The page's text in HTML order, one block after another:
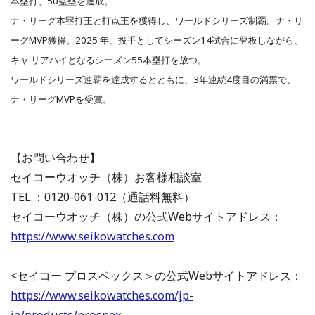
ナ・リーグ本塁打王と打点王を獲得し、ワールドシリーズ制覇。ナ・リ
ーグMVP獲得。2025 年、投手としてシーズン14試合に登板しながら、
キャ リアハイとなるシーズン55本塁打を放つ。
ワールドシリーズ連覇を達成するとともに、3年連続4度目の満票で、
ナ・リーグMVPを受賞。
【お問い合わせ】
セイコーウオッチ（株）お客様相談室
TEL.：0120-061-012（通話料無料）
セイコーウオッチ（株）の公式Webサイトアドレス：
https://www.seikowatches.com
<セイコー プロスペックス＞の公式Webサイトアドレス：
https://www.seikowatches.com/jp-